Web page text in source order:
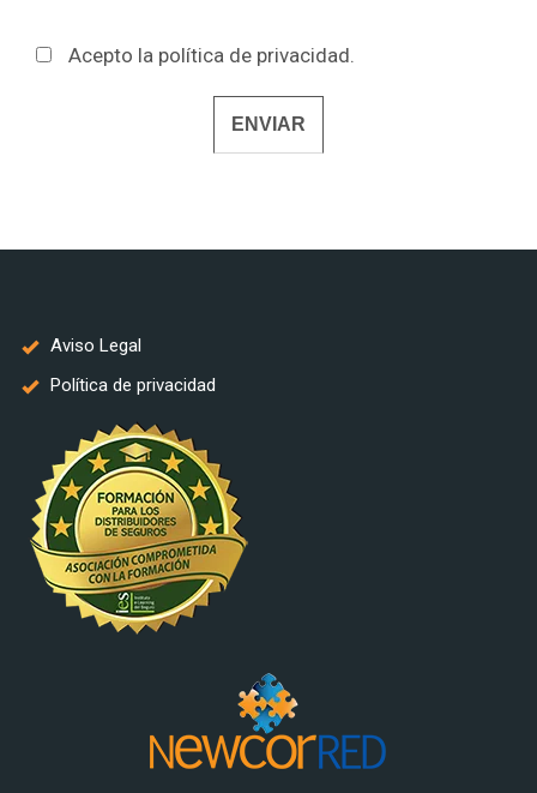
Acepto la política de privacidad.
Aviso Legal
Política de privacidad